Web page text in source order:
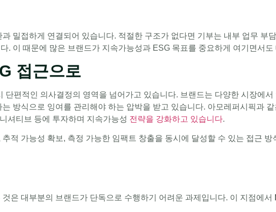
밀접하게 연결되어 있습니다. 적절한 구조가 없다면 기부는 내부 업무 부
. 이 때문에 많은 브랜드가 지속가능성과 ESG 목표를 중요하게 여기면서
접근으로
단편적인 의사결정의 영역을 넘어가고 있습니다. 브랜드는 다양한 시장에
방식으로 잉여를 관리해야 하는 압박을 받고 있습니다. 아모레퍼시픽과
셔티브 등에 투자하며 지속가능성 전략을 강화하고 있습니다.
적 가능성 확보, 측정 가능한 임팩트 창출을 동시에 달성할 수 있는 접근
은 대부분의 브랜드가 단독으로 수행하기 어려운 과제입니다. 이 지점에서